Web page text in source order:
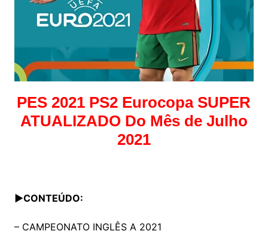
PES 2021 PS2 Eurocopa SUPER
ATUALIZADO Do Mês de Julho
2021
▶CONTEÚDO:
– CAMPEONATO INGLÊS A 2021